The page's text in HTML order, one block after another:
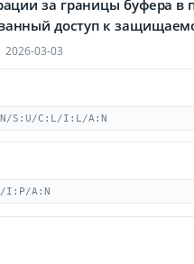
за границы буфера
доступ к
2026-03-03
S:U/C:L/I:L/A:N
I:P/A:N